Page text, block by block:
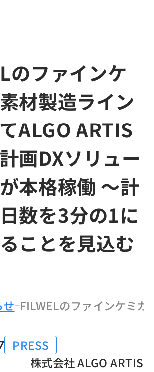
のファインケ
材製造ライン
ALGO ARTIS
画DXソリュー
本格稼働 ～計
数を3分の1に
ことを見込む
のなかの
FILWELのファインケミ
カテゴリー
PRESS
株式会社 ALGO ARTIS